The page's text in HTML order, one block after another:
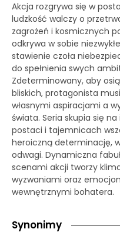
Akcja rozgrywa się w
ludzkość walczy o
zagrożeń i kosmicznych
odkrywa w sobie
stawienie czoła
do spełnienia swych
Zdeterminowany, aby
bliskich, protagonista
własnymi aspiracjami a
świata. Seria skupia się
postaci i tajemnicach
heroiczną determinację,
odwagi. Dynamiczna
scenami akcji tworzy
wyzwaniami oraz
wewnętrznymi bohatera.
Synonimy